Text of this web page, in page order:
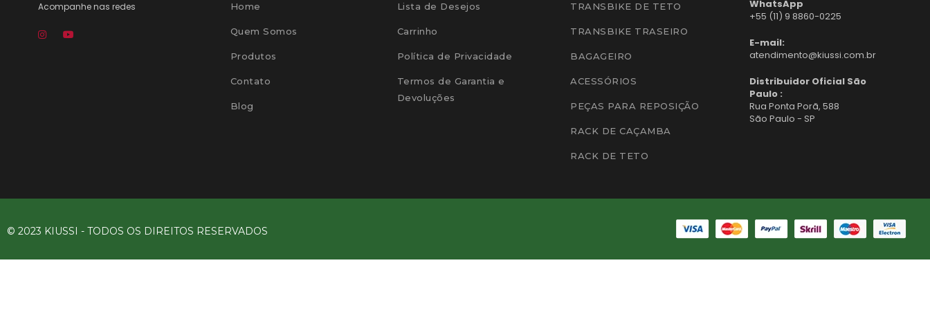
Acompanhe nas redes Home
Quem Somos
Produtos
Contato
Blog
Lista de Desejos
Carrinho
Política de Privacidade
Termos de Garantia e
Devoluções
TRANSBIKE DE TETO
TRANSBIKE TRASEIRO
BAGAGEIRO
ACESSÓRIOS
PEÇAS PARA REPOSIÇÃO
RACK DE CAÇAMBA
RACK DE TETO
WhatsApp
+55 (11) 9 8860-0225
E-mail:
atendimento@kiussi.com.br
Distribuidor Oficial São
Paulo :
Rua Ponta Porã, 588
São Paulo - SP
© 2023 KIUSSI - TODOS OS DIREITOS RESERVADOS